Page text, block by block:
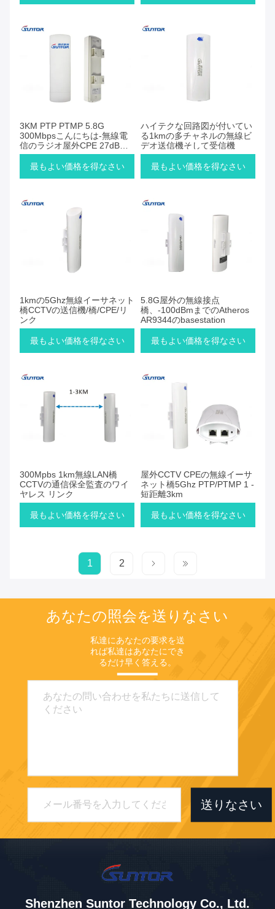
3KM PTP PTMP 5.8G
300Mbpsこんにちは-無線電
信のラジオ屋外CPE 27dBm
に動力を与えて下さい
最もよい価格を得なさい
ハイテクな回路図が付いてい
る1kmの多チャネルの無線ビ
デオ送信機そして受信機
最もよい価格を得なさい
1kmの5Ghz無線イーサネット
橋CCTVの送信機/橋/CPE/リ
ンク
最もよい価格を得なさい
5.8G屋外の無線接点
橋、-100dBmまでのAtheros
AR9344のbasestation
最もよい価格を得なさい
300Mpbs 1km無線LAN橋
CCTVの通信保全監査のワイ
ヤレス リンク
最もよい価格を得なさい
屋外CCTV CPEの無線イーサ
ネット橋5Ghz PTP/PTMP 1 -
短距離3km
最もよい価格を得なさい
1 2
あなたの照会を送りなさい
私達にあなたの要求を送
れば私達はあなたにでき
るだけ早く答える。
送りなさい
Shenzhen Suntor Technology Co., Ltd.